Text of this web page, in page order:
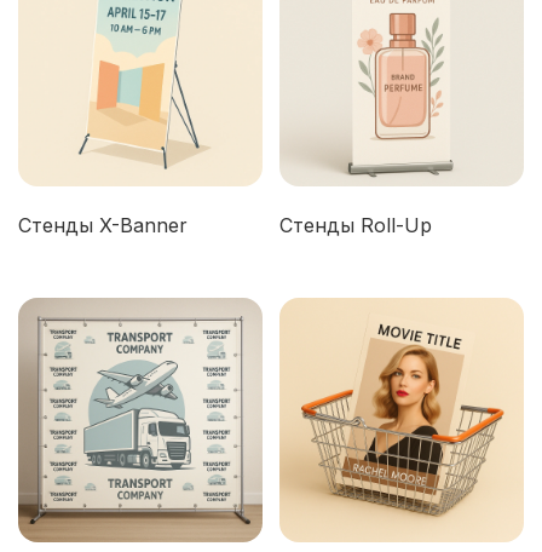
Стенды X-Banner Стенды Roll-Up